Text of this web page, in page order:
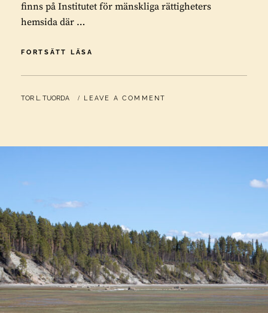
finns på Institutet för mänskliga rättigheters
hemsida där …
FORTSÄTT LÄSA
BY
TOR L. TUORDA LEAVE A COMMENT